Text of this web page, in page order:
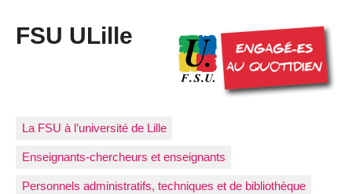
FSU ULille
La FSU à l’université de Lille
Enseignants-chercheurs et enseignants
Personnels administratifs, techniques et de bibliothèque